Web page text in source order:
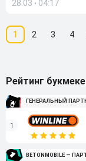
28.03 • 04:17
1 2 3 4
Рейтинг
ГЕНЕРАЛЬНЫЙ
1
BETONMOBILE —